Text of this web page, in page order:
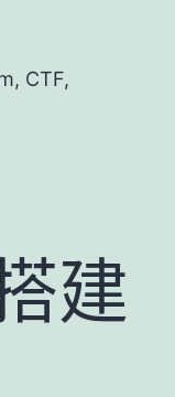
CTF,
建